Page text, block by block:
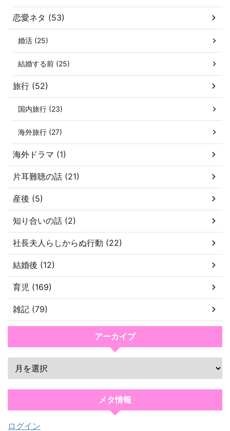
恋愛ネタ (53)
婚活 (25)
結婚する前 (25)
旅行 (52)
国内旅行 (23)
海外旅行 (27)
海外ドラマ (1)
片耳難聴の話 (21)
産後 (5)
知り合いの話 (2)
社長夫人らしからぬ行動 (22)
結婚後 (12)
育児 (169)
雑記 (79)
アーカイブ
メタ情報
ログイン